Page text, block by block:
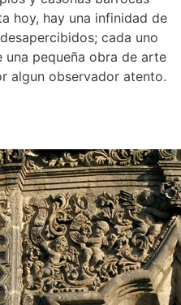
hoy, hay una infinidad de
cada uno
una pequeña obra de arte
algun observador atento.